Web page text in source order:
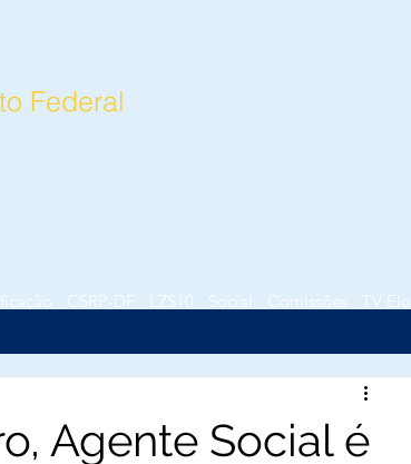
CSRP-DF LZS10 Social Comissões TV Elo
Federal
Agente Social é